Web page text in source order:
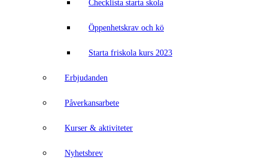
Checklista starta skola
Öppenhetskrav och kö
Starta friskola kurs 2023
Erbjudanden
Påverkansarbete
Kurser & aktiviteter
Nyhetsbrev